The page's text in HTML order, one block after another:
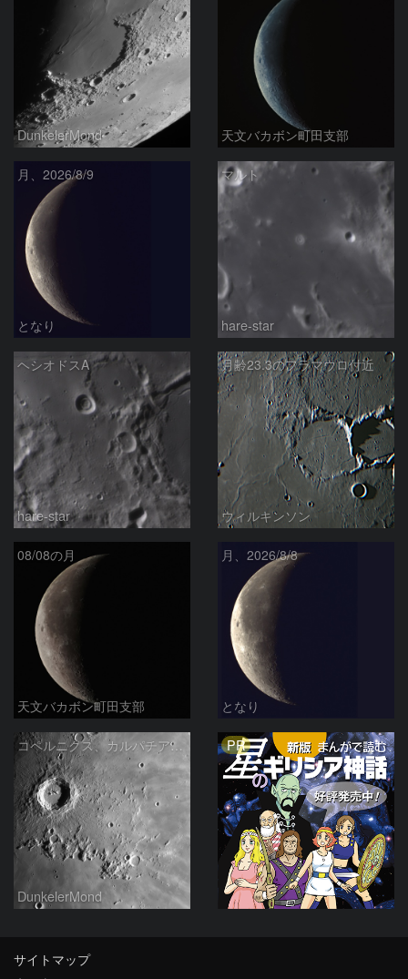
DunkelerMond 天文バカボン町田支部
月、2026/8/9
となり
マルト
hare-star
ヘシオドスA
hare-star
月齢23.3のフラマウロ付近
ウィルキンソン
08/08の月
天文バカボン町田支部
月、2026/8/8
となり
コペルニクス、カルパチア山脈付近
DunkelerMond
PR
サイトマップ